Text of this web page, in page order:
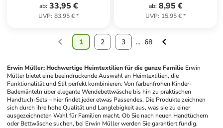
ab: 33,95 €
UVP: 83,95 €*
ab: 8,95 €
UVP: 15,95 €*
1 2 3 ... 68
Erwin Müller: Hochwertige Heimtextilien für die ganze Familie Erwin
Müller bietet eine beeindruckende Auswahl an Heimtextilien, die
Funktionalität und Stil perfekt kombinieren. Von farbenfrohen Kinder-
Bademänteln über elegante Wendebettwäsche bis hin zu praktischen
Handtuch-Sets – hier findet jeder etwas Passendes. Die Produkte zeichnen
sich durch ihre hohe Qualität und Langlebigkeit aus, was sie zu einer
ausgezeichneten Wahl für Familien macht. Ob Sie nach neuen Handtüchern
oder Bettwäsche suchen, bei Erwin Müller werden Sie garantiert fündig.